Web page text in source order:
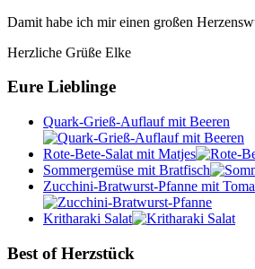
Damit habe ich mir einen großen
Herzliche Grüße Elke
Eure Lieblinge
Quark-Grieß-Auflauf mit Beeren
Rote-Bete-Salat mit Matjes
Sommergemüse mit Bratfisch
Zucchini-Bratwurst-Pfanne mit
Kritharaki Salat
Best of Herzstück